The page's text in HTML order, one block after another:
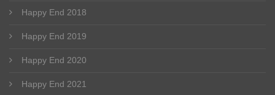
Happy End 2018
Happy End 2019
Happy End 2020
Happy End 2021